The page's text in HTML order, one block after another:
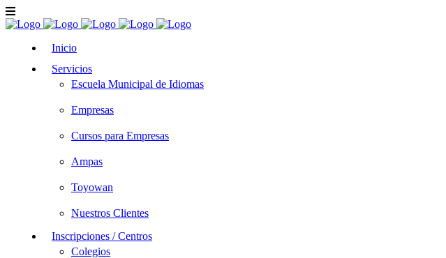
Inicio
Servicios
Escuela Municipal de Idiomas
Empresas
Cursos para Empresas
Ampas
Toyowan
Nuestros Clientes
Inscripciones / Centros
Colegios